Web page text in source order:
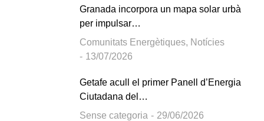
Granada incorpora un mapa solar urbà
per impulsar…
Comunitats Energètiques, Notícies
13/07/2026
Getafe acull el primer Panell d’Energia
Ciutadana del…
Sense categoria
29/06/2026